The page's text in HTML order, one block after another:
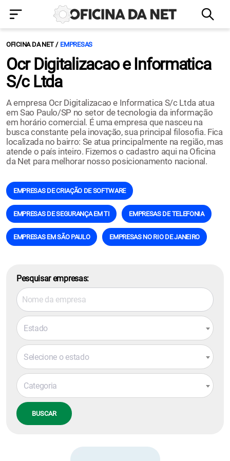
OFICINA DA NET EMPRESAS
Ocr Digitalizacao e Informatica
S/c Ltda
A empresa Ocr Digitalizacao e Informatica S/c Ltda atua
em Sao Paulo/SP no setor de tecnologia da informação
em horário comercial. É uma empresa que nasceu na
busca constante pela inovação, sua principal filosofia. Fica
localizada no bairro: Se atua principalmente na região, mas
atende o país inteiro. Fizemos o cadastro aqui na Oficina
da Net para melhorar nosso posicionamento nacional.
EMPRESAS DE CRIAÇÃO DE SOFTWARE
EMPRESAS DE SEGURANÇA EM TI EMPRESAS DE TELEFONIA
EMPRESAS EM SÃO PAULO EMPRESAS NO RIO DE JANEIRO
Pesquisar empresas:
Estado
Selecione o estado
Categoria
BUSCAR